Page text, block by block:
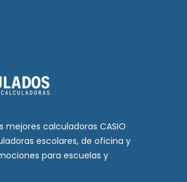
mejores calculadoras CASIO
escolares, de oficina y
para escuelas y